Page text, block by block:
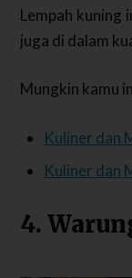
Lempah kuning
juga di dalam
Mungkin kamu
Kuliner dan
Kuliner dan
4.